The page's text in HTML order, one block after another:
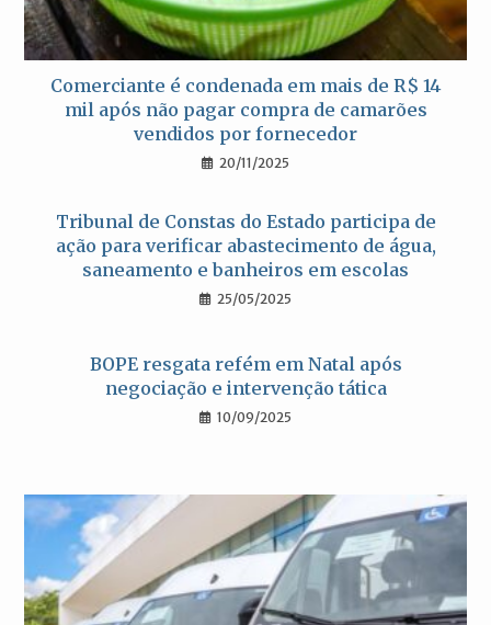
Comerciante é condenada em mais de R$ 14
mil após não pagar compra de camarões
vendidos por fornecedor
20/11/2025
Tribunal de Constas do Estado participa de
ação para verificar abastecimento de água,
saneamento e banheiros em escolas
25/05/2025
BOPE resgata refém em Natal após
negociação e intervenção tática
10/09/2025